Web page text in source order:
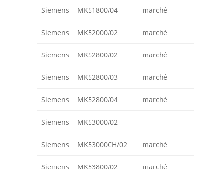
Siemens MK51800/04 marché
Siemens MK52000/02 marché
Siemens MK52800/02 marché
Siemens MK52800/03 marché
Siemens MK52800/04 marché
Siemens MK53000/02
Siemens MK53000CH/02 marché
Siemens MK53800/02 marché